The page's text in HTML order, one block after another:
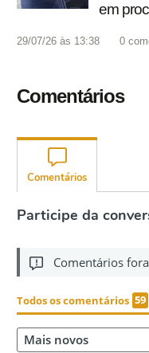
em
29/07/26 às 13:38 0
Comentários